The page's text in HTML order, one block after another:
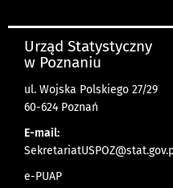
Urząd Statystyczny
w Poznaniu
ul. Wojska Polskiego 27/29
60-624 Poznań
E-mail:
e-PUAP